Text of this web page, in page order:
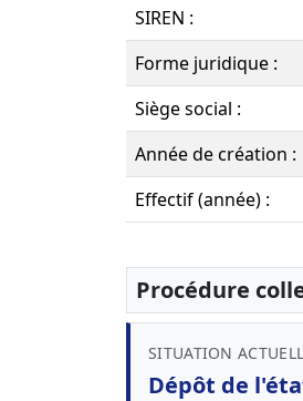
SIREN :
Forme juridique :
Siège social :
Année de création :
Effectif (année) :
Procédure
SITUATION
Dépôt de